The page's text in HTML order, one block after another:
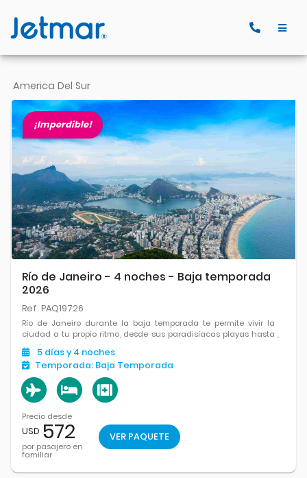
America Del Sur
¡Imperdible!
Río de Janeiro - 4 noches - Baja temporada
2026
Ref. PAQ19726
Río de Janeiro durante la baja temporada te permite vivir la
ciudad a tu propio ritmo, desde sus paradisíacas playas hasta
sus montañas, todo en un ambiente más relajado y exclusivo.
5 díasy 4 noches
Temporada: Baja Temporada
Precio desde
USD 572
por pasajero en
familiar
VER PAQUETE